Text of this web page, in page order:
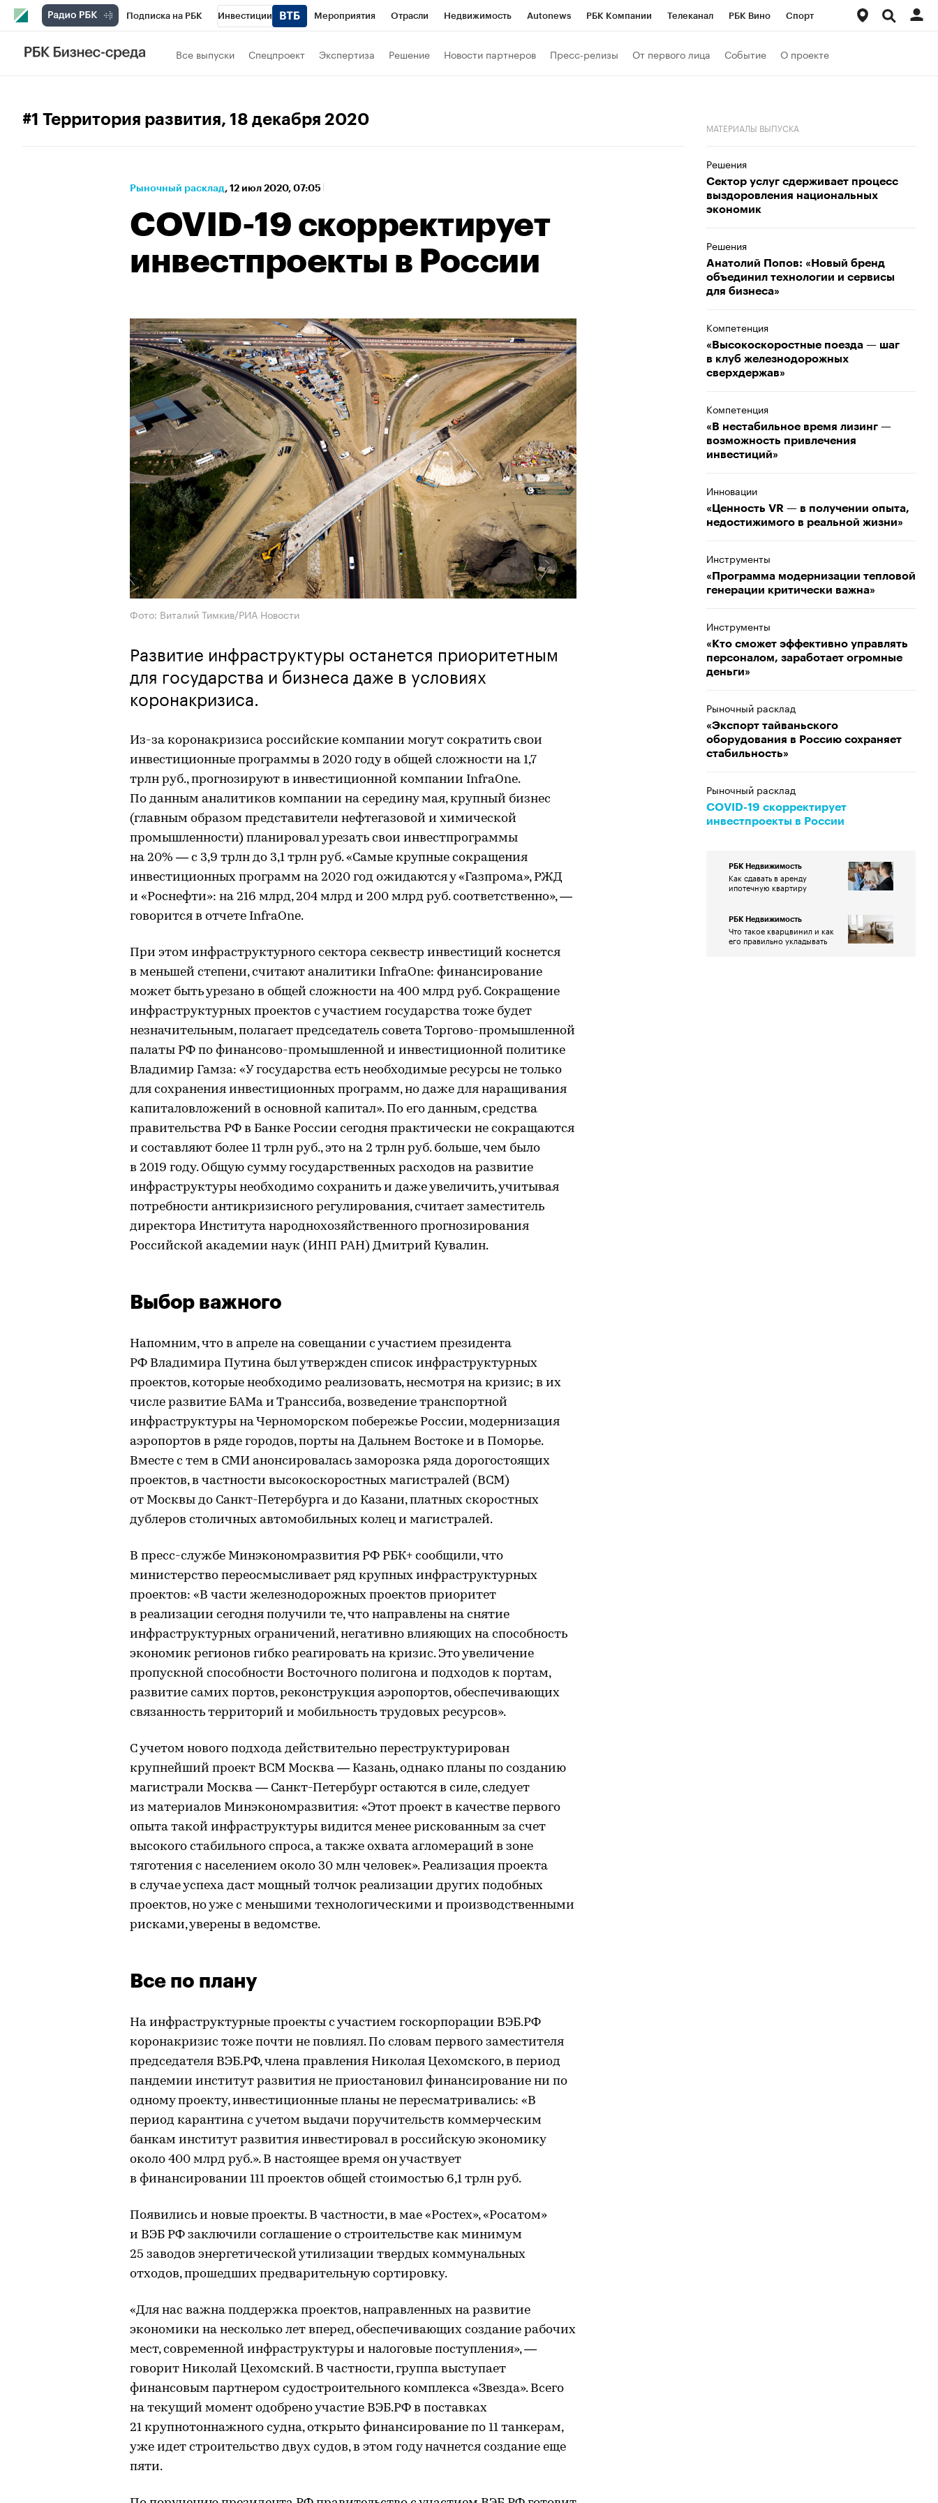
Подписка на РБК Инвестиции Мероприятия Отрасли Недвижимость Autonews РБК Компании Телеканал РБК Вино Спорт
Школа управления РБК
Проверка контрагентов
Все выпуски Спецпроект Экспертиза Решение Новости партнеров Пресс-релизы От первого лица Событие О проекте
#1 Территория развития, 18 декабря 2020
Рыночный расклад⁠, 12 июл 2020, 07:05
COVID-19 скорректирует
инвестпроекты в России
Фото: Виталий Тимкив/РИА Новости
Развитие инфраструктуры останется приоритетным
для государства и бизнеса даже в условиях
коронакризиса.
Из-за коронакризиса российские компании могут сократить свои
инвестиционные программы в 2020 году в общей сложности на 1,7
трлн руб., прогнозируют в инвестиционной компании InfraOne.
По данным аналитиков компании на середину мая, крупный бизнес
(главным образом представители нефтегазовой и химической
промышленности) планировал урезать свои инвестпрограммы
на 20% — с 3,9 трлн до 3,1 трлн руб. «Самые крупные сокращения
инвестиционных программ на 2020 год ожидаются у «Газпрома», РЖД
и «Роснефти»: на 216 млрд, 204 млрд и 200 млрд руб. соответственно», —
говорится в отчете InfraOne.
При этом инфраструктурного сектора секвестр инвестиций коснется
в меньшей степени, считают аналитики InfraOne: финансирование
может быть урезано в общей сложности на 400 млрд руб. Сокращение
инфраструктурных проектов с участием государства тоже будет
незначительным, полагает председатель совета Торгово-промышленной
палаты РФ по финансово-промышленной и инвестиционной политике
Владимир Гамза: «У государства есть необходимые ресурсы не только
для сохранения инвестиционных программ, но даже для наращивания
капиталовложений в основной капитал». По его данным, средства
правительства РФ в Банке России сегодня практически не сокращаются
и составляют более 11 трлн руб., это на 2 трлн руб. больше, чем было
в 2019 году. Общую сумму государственных расходов на развитие
инфраструктуры необходимо сохранить и даже увеличить, учитывая
потребности антикризисного регулирования, считает заместитель
директора Института народнохозяйственного прогнозирования
Российской академии наук (ИНП РАН) Дмитрий Кувалин.
Выбор важного
Напомним, что в апреле на совещании с участием президента
РФ Владимира Путина был утвержден список инфраструктурных
проектов, которые необходимо реализовать, несмотря на кризис; в их
числе развитие БАМа и Транссиба, возведение транспортной
инфраструктуры на Черноморском побережье России, модернизация
аэропортов в ряде городов, порты на Дальнем Востоке и в Поморье.
Вместе с тем в СМИ анонсировалась заморозка ряда дорогостоящих
проектов, в частности высокоскоростных магистралей (ВСМ)
от Москвы до Санкт-Петербурга и до Казани, платных скоростных
дублеров столичных автомобильных колец и магистралей.
В пресс-службе Минэкономразвития РФ РБК+ сообщили, что
министерство переосмысливает ряд крупных инфраструктурных
проектов: «В части железнодорожных проектов приоритет
в реализации сегодня получили те, что направлены на снятие
инфраструктурных ограничений, негативно влияющих на способность
экономик регионов гибко реагировать на кризис. Это увеличение
пропускной способности Восточного полигона и подходов к портам,
развитие самих портов, реконструкция аэропортов, обеспечивающих
связанность территорий и мобильность трудовых ресурсов».
С учетом нового подхода действительно переструктурирован
крупнейший проект ВСМ Москва — Казань, однако планы по созданию
магистрали Москва — Санкт-Петербург остаются в силе, следует
из материалов Минэкономразвития: «Этот проект в качестве первого
опыта такой инфраструктуры видится менее рискованным за счет
высокого стабильного спроса, а также охвата агломераций в зоне
тяготения с населением около 30 млн человек». Реализация проекта
в случае успеха даст мощный толчок реализации других подобных
проектов, но уже с меньшими технологическими и производственными
рисками, уверены в ведомстве.
Все по плану
На инфраструктурные проекты с участием госкорпорации ВЭБ.РФ
коронакризис тоже почти не повлиял. По словам первого заместителя
председателя ВЭБ.РФ, члена правления Николая Цехомского, в период
пандемии институт развития не приостановил финансирование ни по
одному проекту, инвестиционные планы не пересматривались: «В
период карантина с учетом выдачи поручительств коммерческим
банкам институт развития инвестировал в российскую экономику
около 400 млрд руб.». В настоящее время он участвует
в финансировании 111 проектов общей стоимостью 6,1 трлн руб.
Появились и новые проекты. В частности, в мае «Ростех», «Росатом»
и ВЭБ РФ заключили соглашение о строительстве как минимум
25 заводов энергетической утилизации твердых коммунальных
отходов, прошедших предварительную сортировку.
«Для нас важна поддержка проектов, направленных на развитие
экономики на несколько лет вперед, обеспечивающих создание рабочих
мест, современной инфраструктуры и налоговые поступления», —
говорит Николай Цехомский. В частности, группа выступает
финансовым партнером судостроительного комплекса «Звезда». Всего
на текущий момент одобрено участие ВЭБ.РФ в поставках
21 крупнотоннажного судна, открыто финансирование по 11 танкерам,
уже идет строительство двух судов, в этом году начнется создание еще
пяти.
МАТЕРИАЛЫ ВЫПУСКА
Решения
Сектор услуг сдерживает процесс
выздоровления национальных
экономик
Решения
Анатолий Попов: «Новый бренд
объединил технологии и сервисы
для бизнеса»
Компетенция
«Высокоскоростные поезда — шаг
в клуб железнодорожных
сверхдержав»
Компетенция
«В нестабильное время лизинг —
возможность привлечения
инвестиций»
Инновации
«Ценность VR — в получении опыта,
недостижимого в реальной жизни»
Инструменты
«Программа модернизации тепловой
генерации критически важна»
Инструменты
«Кто сможет эффективно управлять
персоналом, заработает огромные
деньги»
Рыночный расклад
«Экспорт тайваньского
оборудования в Россию сохраняет
стабильность»
Рыночный расклад
COVID-19 скорректирует
инвестпроекты в России
РБК Недвижимость
Как сдавать в аренду
ипотечную квартиру
РБК Недвижимость
Что такое кварцвинил и как
его правильно укладывать